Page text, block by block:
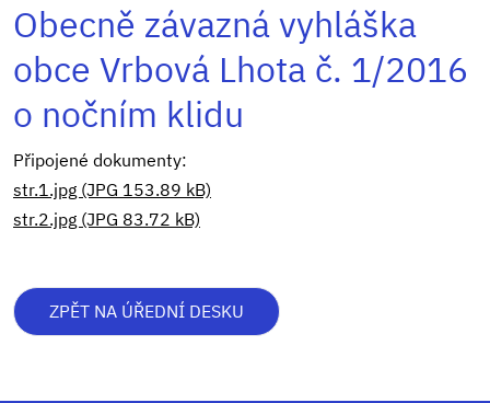
Obecně závazná vyhláška
obce Vrbová Lhota č. 1/2016
o nočním klidu
Připojené dokumenty:
str.1.jpg (JPG 153.89 kB)
str.2.jpg (JPG 83.72 kB)
ZPĚT NA ÚŘEDNÍ DESKU